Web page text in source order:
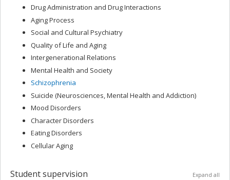
Drug Administration and Drug Interactions
Aging Process
Social and Cultural Psychiatry
Quality of Life and Aging
Intergenerational Relations
Mental Health and Society
Schizophrenia
Suicide (Neurosciences, Mental Health and Addiction)
Mood Disorders
Character Disorders
Eating Disorders
Cellular Aging
Student supervision Expand all